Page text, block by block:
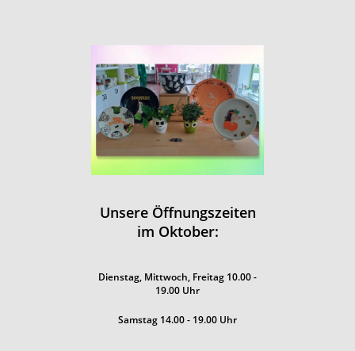
Unsere Öffnungszeiten
im Oktober:
Dienstag, Mittwoch, Freitag 10.00 -
19.00 Uhr
Samstag 14.00 - 19.00 Uhr